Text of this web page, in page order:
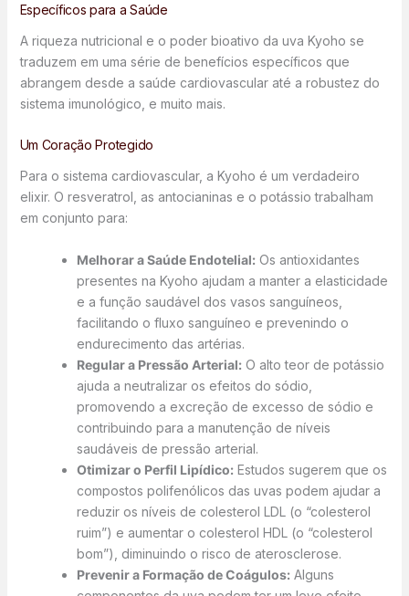
Específicos para a Saúde
A riqueza nutricional e o poder bioativo da uva Kyoho se
traduzem em uma série de benefícios específicos que
abrangem desde a saúde cardiovascular até a robustez do
sistema imunológico, e muito mais.
Um Coração Protegido
Para o sistema cardiovascular, a Kyoho é um verdadeiro
elixir. O resveratrol, as antocianinas e o potássio trabalham
em conjunto para:
Melhorar a Saúde Endotelial:Os antioxidantes
presentes na Kyoho ajudam a manter a elasticidade
e a função saudável dos vasos sanguíneos,
facilitando o fluxo sanguíneo e prevenindo o
endurecimento das artérias.
Regular a Pressão Arterial:O alto teor de potássio
ajuda a neutralizar os efeitos do sódio,
promovendo a excreção de excesso de sódio e
contribuindo para a manutenção de níveis
saudáveis de pressão arterial.
Otimizar o Perfil Lipídico:Estudos sugerem que os
compostos polifenólicos das uvas podem ajudar a
reduzir os níveis de colesterol LDL (o “colesterol
ruim”) e aumentar o colesterol HDL (o “colesterol
bom”), diminuindo o risco de aterosclerose.
Prevenir a Formação de Coágulos:Alguns